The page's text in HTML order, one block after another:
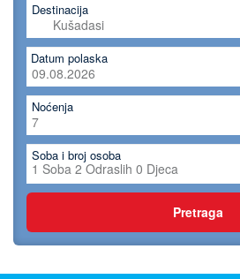
Destinacija
Datum polaska
Noćenja
Soba i broj osoba
1 Soba 2 Odraslih 0 Djeca
Pretraga